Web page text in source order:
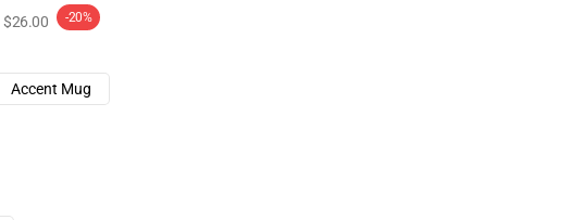
$26.00 -20%
Accent Mug